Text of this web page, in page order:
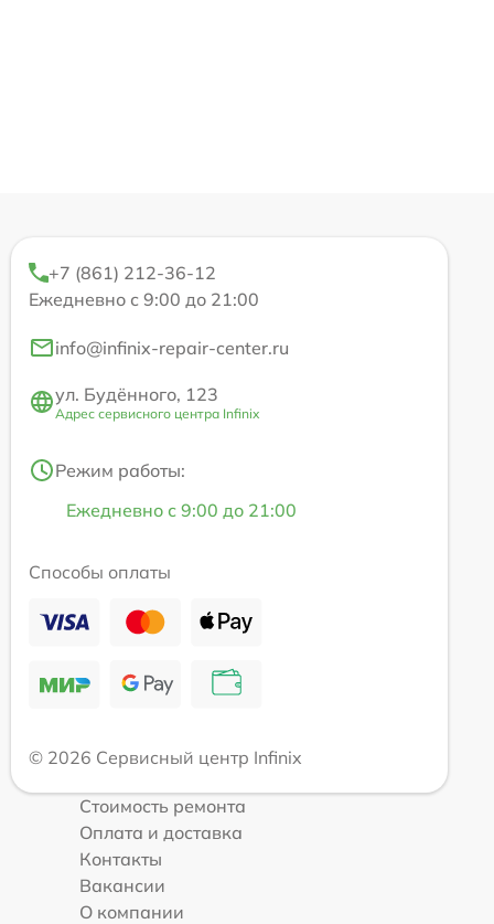
+7 (861) 212-36-12
Ежедневно с 9:00 до 21:00
info@infinix-repair-center.ru
ул. Будённого, 123
Адрес сервисного центра Infinix
Режим работы:
Ежедневно с 9:00 до 21:00
Способы оплаты
© 2026 Сервисный центр Infinix
Стоимость ремонта
Оплата и доставка
Контакты
Вакансии
О компании